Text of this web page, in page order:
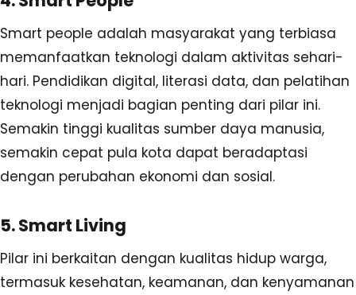
Smart people adalah masyarakat yang terbiasa
memanfaatkan teknologi dalam aktivitas sehari-
hari. Pendidikan digital, literasi data, dan pelatihan
teknologi menjadi bagian penting dari pilar ini.
Semakin tinggi kualitas sumber daya manusia,
semakin cepat pula kota dapat beradaptasi
dengan perubahan ekonomi dan sosial.
5. Smart Living
Pilar ini berkaitan dengan kualitas hidup warga,
termasuk kesehatan, keamanan, dan kenyamanan